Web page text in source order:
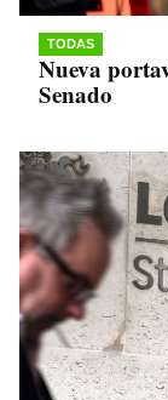
TODAS
Nueva
Senado